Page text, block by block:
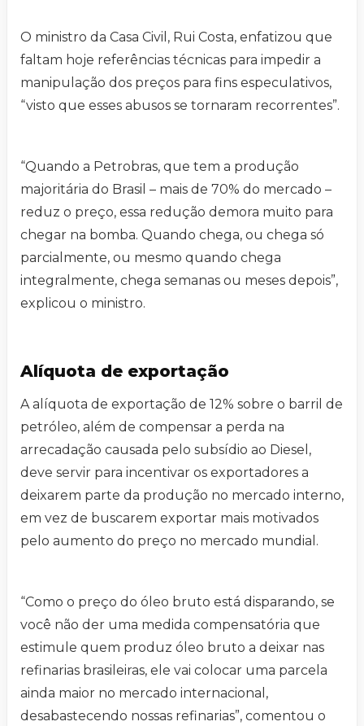
O ministro da Casa Civil, Rui Costa, enfatizou que
faltam hoje referências técnicas para impedir a
manipulação dos preços para fins especulativos,
“visto que esses abusos se tornaram recorrentes”.
“Quando a Petrobras, que tem a produção
majoritária do Brasil – mais de 70% do mercado –
reduz o preço, essa redução demora muito para
chegar na bomba. Quando chega, ou chega só
parcialmente, ou mesmo quando chega
integralmente, chega semanas ou meses depois”,
explicou o ministro.
Alíquota de exportação
A alíquota de exportação de 12% sobre o barril de
petróleo, além de compensar a perda na
arrecadação causada pelo subsídio ao Diesel,
deve servir para incentivar os exportadores a
deixarem parte da produção no mercado interno,
em vez de buscarem exportar mais motivados
pelo aumento do preço no mercado mundial.
“Como o preço do óleo bruto está disparando, se
você não der uma medida compensatória que
estimule quem produz óleo bruto a deixar nas
refinarias brasileiras, ele vai colocar uma parcela
ainda maior no mercado internacional,
desabastecendo nossas refinarias”, comentou o